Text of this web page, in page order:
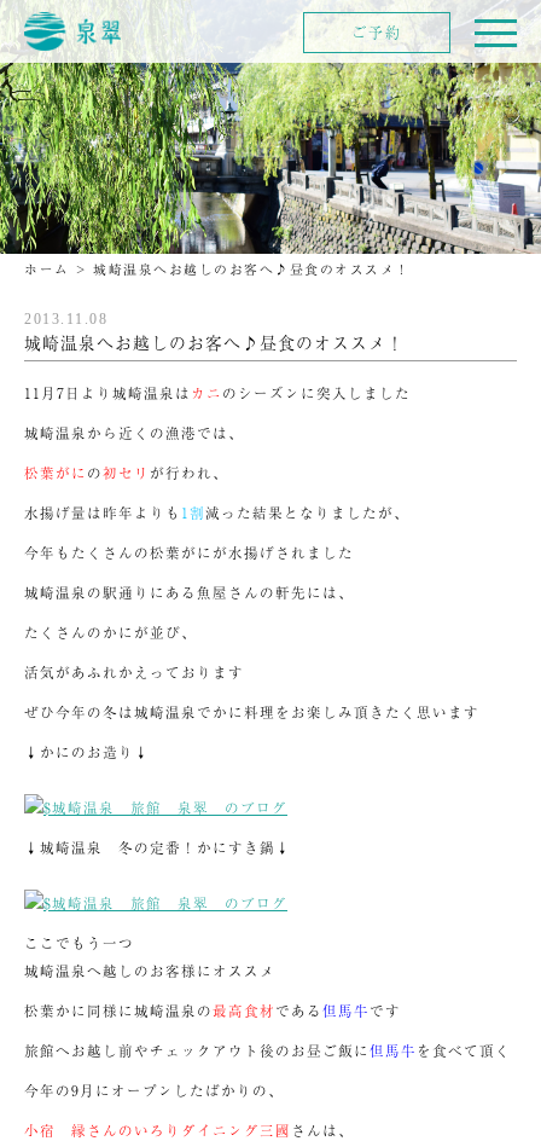
ホーム > 城崎温泉へお越しのお客へ♪昼食のオススメ！
2013.11.08
城崎温泉へお越しのお客へ♪昼食のオススメ！
11月7日より城崎温泉は カニ のシーズンに突入しました
城崎温泉から近くの漁港では、
松葉がに の初セリ が行われ、
水揚げ量は昨年よりも 1割減った結果となりましたが、
今年もたくさんの松葉がにが水揚げされました
城崎温泉の駅通りにある魚屋さんの軒先には、
たくさんのかにが並び、
活気があふれかえっております
ぜひ今年の冬は城崎温泉でかに料理をお楽しみ頂きたく思います
↓かにのお造り↓
↓城崎温泉 冬の定番！かにすき鍋↓
ここでもう一つ
城崎温泉へ越しのお客様にオススメ
松葉かに同様に城崎温泉の最高食材である但馬牛です
旅館へお越し前やチェックアウト後のお昼ご飯に但馬牛 を食べて頂く
今年の9月にオープンしたばかりの、
小宿 縁さんのいろりダイニング三國 さんは、
ご予約